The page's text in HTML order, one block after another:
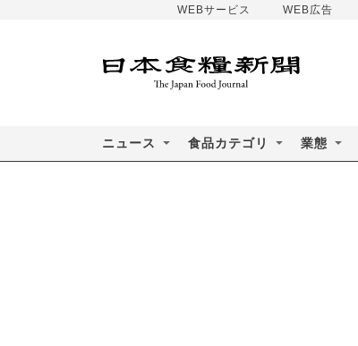
WEBサービス WEB広告
ニュース 食品カテゴリ 業態